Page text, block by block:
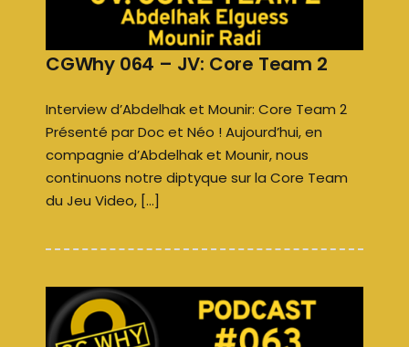
CGWhy 064 – JV: Core Team 2
Interview d’Abdelhak et Mounir: Core Team 2
Présenté par Doc et Néo ! Aujourd’hui, en
compagnie d’Abdelhak et Mounir, nous
continuons notre diptyque sur la Core Team
du Jeu Video, […]